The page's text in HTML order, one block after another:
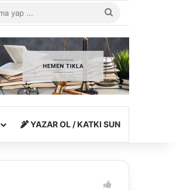
...
YAZAR OL / KATKI SUN